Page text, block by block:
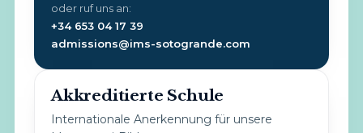
oder ruf uns an:
+34 653 04 17 39
admissions@ims-sotogrande.com
Akkreditierte Schule
Internationale Anerkennung für unsere